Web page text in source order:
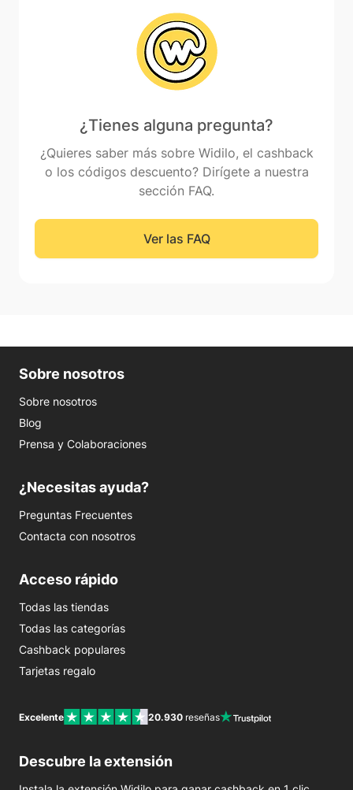
¿Tienes alguna pregunta?
¿Quieres saber más sobre Widilo, el cashback
o los códigos descuento? Dirígete a nuestra
sección FAQ.
Ver las FAQ
Sobre nosotros
Sobre nosotros
Blog
Prensa y Colaboraciones
¿Necesitas ayuda?
Preguntas Frecuentes
Contacta con nosotros
Acceso rápido
Todas las tiendas
Todas las categorías
Cashback populares
Tarjetas regalo
Excelente 20.930 reseñas
Descubre la extensión